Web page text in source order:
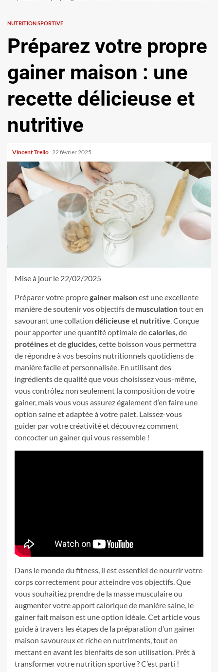
NUTRITION SPORTIVE
Préparez votre propre
gainer maison : une
recette délicieuse et
nutritive
Vincent Trello 22 février 2025
Mise à jour le 22/02/2025
Préparer votre propregainer maisonest une excellente
manière de soutenir vos objectifs de musculationtout en
savourant une collation délicieuse et nutritive. Conçue
pour apporter une quantité optimale decalories, de
protéineset deglucides, cette boisson vous permettra
de répondre à vos besoins nutritionnels quotidiens de
manière facile et personnalisée. En utilisant des
ingrédients de qualité que vous choisissez vous-même,
vous contrôlez non seulement la composition de votre
gainer, mais vous vous assurez également d’en faire une
option saine et adaptée à votre palet. Laissez-vous
guider par votre créativité et découvrez comment
concocter un gainer qui vous ressemble !
Dans le monde du fitness, il est essentiel de nourrir votre
corps correctement pour atteindre vos objectifs. Que
vous souhaitiez prendre de la masse musculaire ou
augmenter votre apport calorique de manière saine, le
gainer fait maison est une option idéale. Cet article vous
guide à travers les étapes de la préparation d’un gainer
maison savoureux et riche en nutriments, tout en
mettant en avant les bienfaits de son utilisation. Prêt à
transformer votre nutrition sportive ? C’est parti !